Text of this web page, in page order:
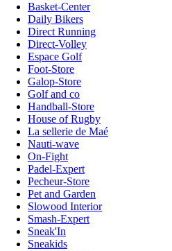
Basket-Center
Daily Bikers
Direct Running
Direct-Volley
Espace Golf
Foot-Store
Galop-Store
Golf and co
Handball-Store
House of Rugby
La sellerie de Maé
Nauti-wave
On-Fight
Padel-Expert
Pecheur-Store
Pet and Garden
Slowood Interior
Smash-Expert
Sneak'In
Sneakids